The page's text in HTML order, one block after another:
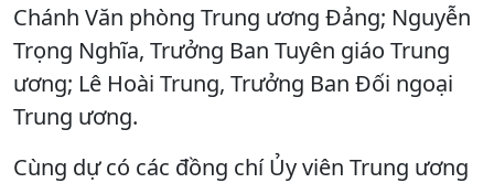
Chánh Văn phòng Trung ương Đảng; Nguyễn
Trọng Nghĩa, Trưởng Ban Tuyên giáo Trung
ương; Lê Hoài Trung, Trưởng Ban Đối ngoại
Trung ương.
Cùng dự có các đồng chí Ủy viên Trung ương